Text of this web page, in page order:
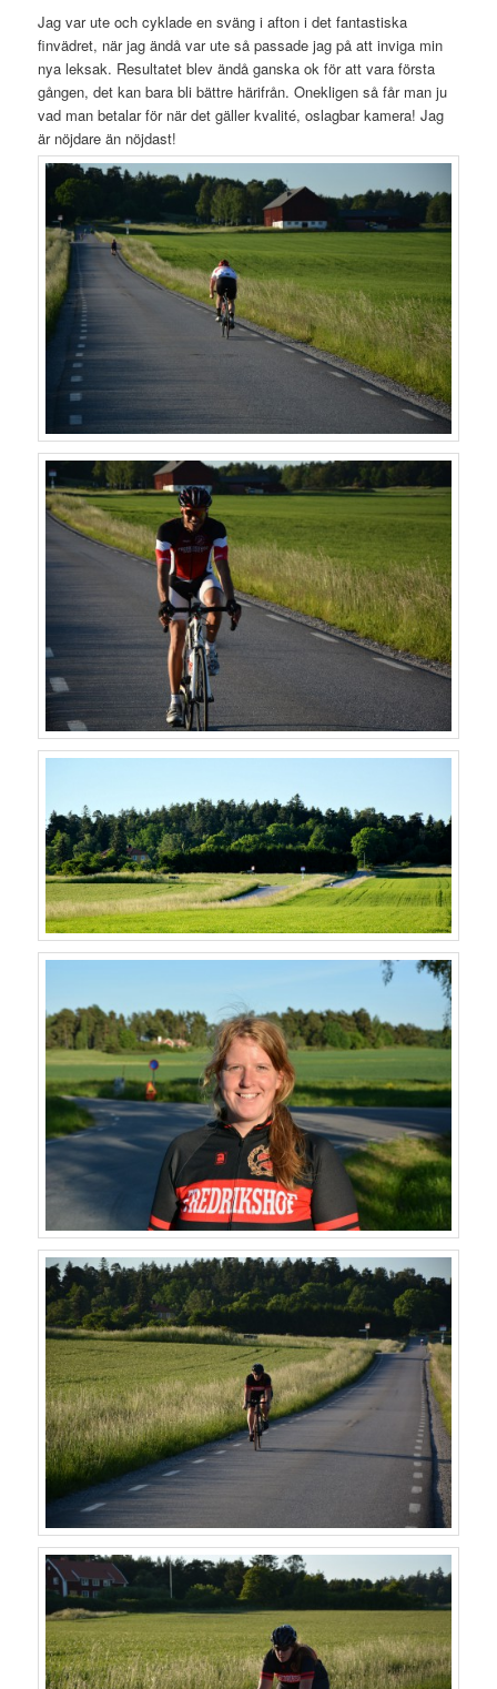
Jag var ute och cyklade en sväng i afton i det fantastiska
finvädret, när jag ändå var ute så passade jag på att inviga min
nya leksak. Resultatet blev ändå ganska ok för att vara första
gången, det kan bara bli bättre härifrån. Onekligen så får man ju
vad man betalar för när det gäller kvalité, oslagbar kamera! Jag
är nöjdare än nöjdast!